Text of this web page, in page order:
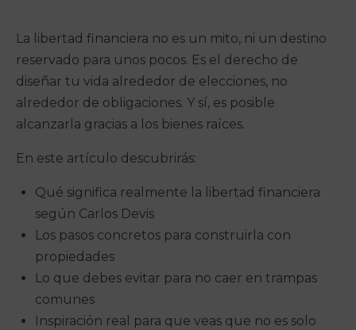
La libertad financiera no es un mito, ni un destino
reservado para unos pocos. Es el derecho de
diseñar tu vida alrededor de elecciones, no
alrededor de obligaciones. Y sí, es posible
alcanzarla gracias a los bienes raíces.
En este artículo descubrirás:
Qué significa realmente la libertad financiera
según Carlos Devis
Los pasos concretos para construirla con
propiedades
Lo que debes evitar para no caer en trampas
comunes
Inspiración real para que veas que no es solo